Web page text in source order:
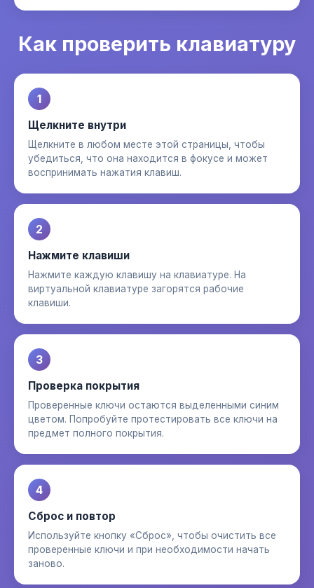
Как проверить клавиатуру
1
Щелкните внутри
Щелкните в любом месте этой страницы, чтобы
убедиться, что она находится в фокусе и может
воспринимать нажатия клавиш.
2
Нажмите клавиши
Нажмите каждую клавишу на клавиатуре. На
виртуальной клавиатуре загорятся рабочие
клавиши.
3
Проверка покрытия
Проверенные ключи остаются выделенными синим
цветом. Попробуйте протестировать все ключи на
предмет полного покрытия.
4
Сброс и повтор
Используйте кнопку «Сброс», чтобы очистить все
проверенные ключи и при необходимости начать
заново.